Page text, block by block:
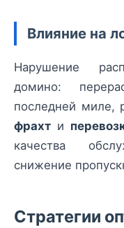
Влияние на
Нарушение
домино:
последней миле,
фрахт и
качества
снижение
Стратегии